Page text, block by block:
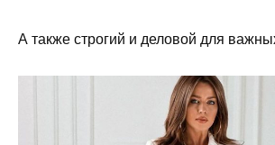
А также строгий и деловой для